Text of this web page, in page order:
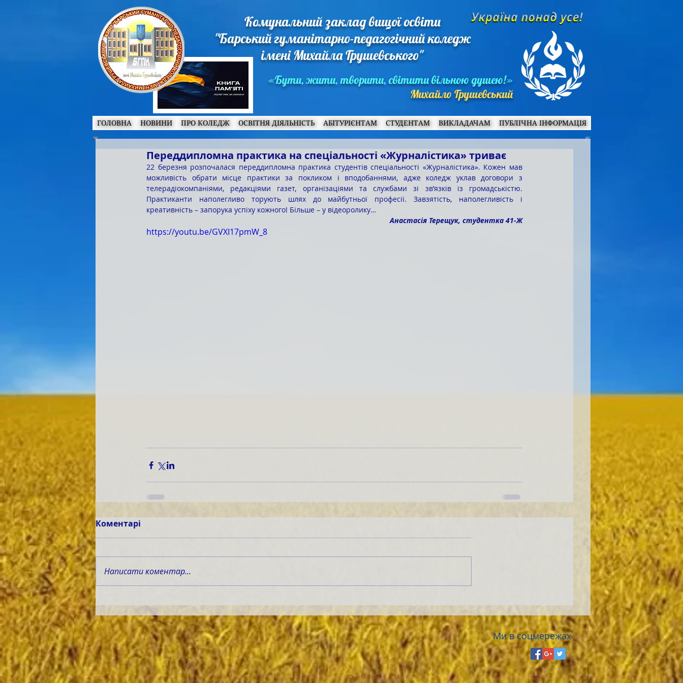
Комунальний заклад вищої освіти
"Барський гуманітарно-педагогічний коледж
імені Михайла Грушевського"
«Бути, жити, творити, світити вільною душею!»
Михайло Грушевський
ГОЛОВНА НОВИНИ ПРО КОЛЕДЖ ОСВІТНЯ ДІЯЛЬНІСТЬ АБІТУРІЄНТАМ СТУДЕНТАМ ВИКЛАДАЧАМ ПУБЛІЧНА ІНФОРМАЦІЯ
Переддипломна практика на спеціальності «Журналістика» триває
22 березня розпочалася переддипломна практика студентів спеціальності «Журналістика». Кожен мав
можливість обрати місце практики за покликом і вподобаннями, адже коледж уклав договори з
телерадіокомпаніями, редакціями газет, організаціями та службами зі зв’язків із громадськістю.
Практиканти наполегливо торують шлях до майбутньої професії. Завзятість, наполегливість і
креативність – запорука успіху кожного! Більше – у відеоролику…
Анастасія Терещук, студентка 41-Ж
https://youtu.be/GVXI17pmW_8
Коментарі
Написати коментар...
Ми в соцмережах